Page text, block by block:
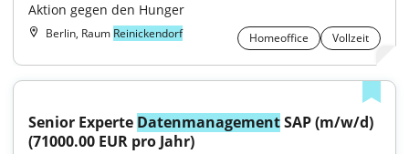
Aktion gegen den Hunger
Berlin, Raum Reinickendorf Homeoffice Vollzeit
Senior Experte Datenmanagement SAP (m/w/d)
(71000.00 EUR pro Jahr)